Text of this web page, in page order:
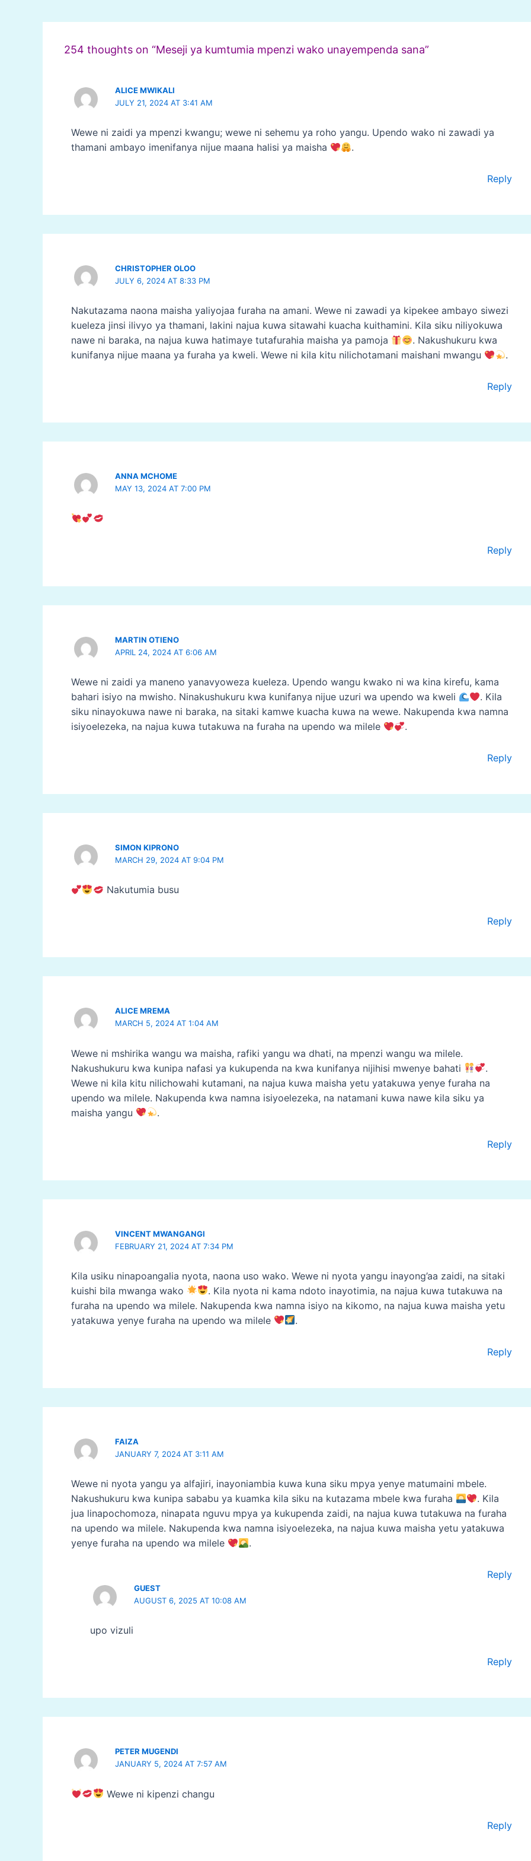
navigation
254 thoughts on “Meseji ya kumtumia mpenzi wako unayempenda sana”
ALICE MWIKALI
JULY 21, 2024 AT 3:41 AM
Wewe ni zaidi ya mpenzi kwangu; wewe ni sehemu ya roho yangu. Upendo wako ni zawadi ya
thamani ambayo imenifanya nijue maana halisi ya maisha
.
Reply
CHRISTOPHER OLOO
JULY 6, 2024 AT 8:33 PM
Nakutazama naona maisha yaliyojaa furaha na amani. Wewe ni zawadi ya kipekee ambayo siwezi
kueleza jinsi ilivyo ya thamani, lakini najua kuwa sitawahi kuacha kuithamini. Kila siku niliyokuwa
nawe ni baraka, na najua kuwa hatimaye tutafurahia maisha ya pamoja
. Nakushukuru kwa
kunifanya nijue maana ya furaha ya kweli. Wewe ni kila kitu nilichotamani maishani mwangu
.
Reply
ANNA MCHOME
MAY 13, 2024 AT 7:00 PM
Reply
MARTIN OTIENO
APRIL 24, 2024 AT 6:06 AM
Wewe ni zaidi ya maneno yanavyoweza kueleza. Upendo wangu kwako ni wa kina kirefu, kama
bahari isiyo na mwisho. Ninakushukuru kwa kunifanya nijue uzuri wa upendo wa kweli
. Kila
siku ninayokuwa nawe ni baraka, na sitaki kamwe kuacha kuwa na wewe. Nakupenda kwa namna
isiyoelezeka, na najua kuwa tutakuwa na furaha na upendo wa milele
.
Reply
SIMON KIPRONO
MARCH 29, 2024 AT 9:04 PM
Nakutumia busu
Reply
ALICE MREMA
MARCH 5, 2024 AT 1:04 AM
Wewe ni mshirika wangu wa maisha, rafiki yangu wa dhati, na mpenzi wangu wa milele.
Nakushukuru kwa kunipa nafasi ya kukupenda na kwa kunifanya nijihisi mwenye bahati
.
Wewe ni kila kitu nilichowahi kutamani, na najua kuwa maisha yetu yatakuwa yenye furaha na
upendo wa milele. Nakupenda kwa namna isiyoelezeka, na natamani kuwa nawe kila siku ya
maisha yangu
.
Reply
VINCENT MWANGANGI
FEBRUARY 21, 2024 AT 7:34 PM
Kila usiku ninapoangalia nyota, naona uso wako. Wewe ni nyota yangu inayong’aa zaidi, na sitaki
kuishi bila mwanga wako
. Kila nyota ni kama ndoto inayotimia, na najua kuwa tutakuwa na
furaha na upendo wa milele. Nakupenda kwa namna isiyo na kikomo, na najua kuwa maisha yetu
yatakuwa yenye furaha na upendo wa milele
.
Reply
FAIZA
JANUARY 7, 2024 AT 3:11 AM
Wewe ni nyota yangu ya alfajiri, inayoniambia kuwa kuna siku mpya yenye matumaini mbele.
Nakushukuru kwa kunipa sababu ya kuamka kila siku na kutazama mbele kwa furaha
. Kila
jua linapochomoza, ninapata nguvu mpya ya kukupenda zaidi, na najua kuwa tutakuwa na furaha
na upendo wa milele. Nakupenda kwa namna isiyoelezeka, na najua kuwa maisha yetu yatakuwa
yenye furaha na upendo wa milele
.
Reply
GUEST
AUGUST 6, 2025 AT 10:08 AM
upo vizuli
Reply
PETER MUGENDI
JANUARY 5, 2024 AT 7:57 AM
Wewe ni kipenzi changu
Reply